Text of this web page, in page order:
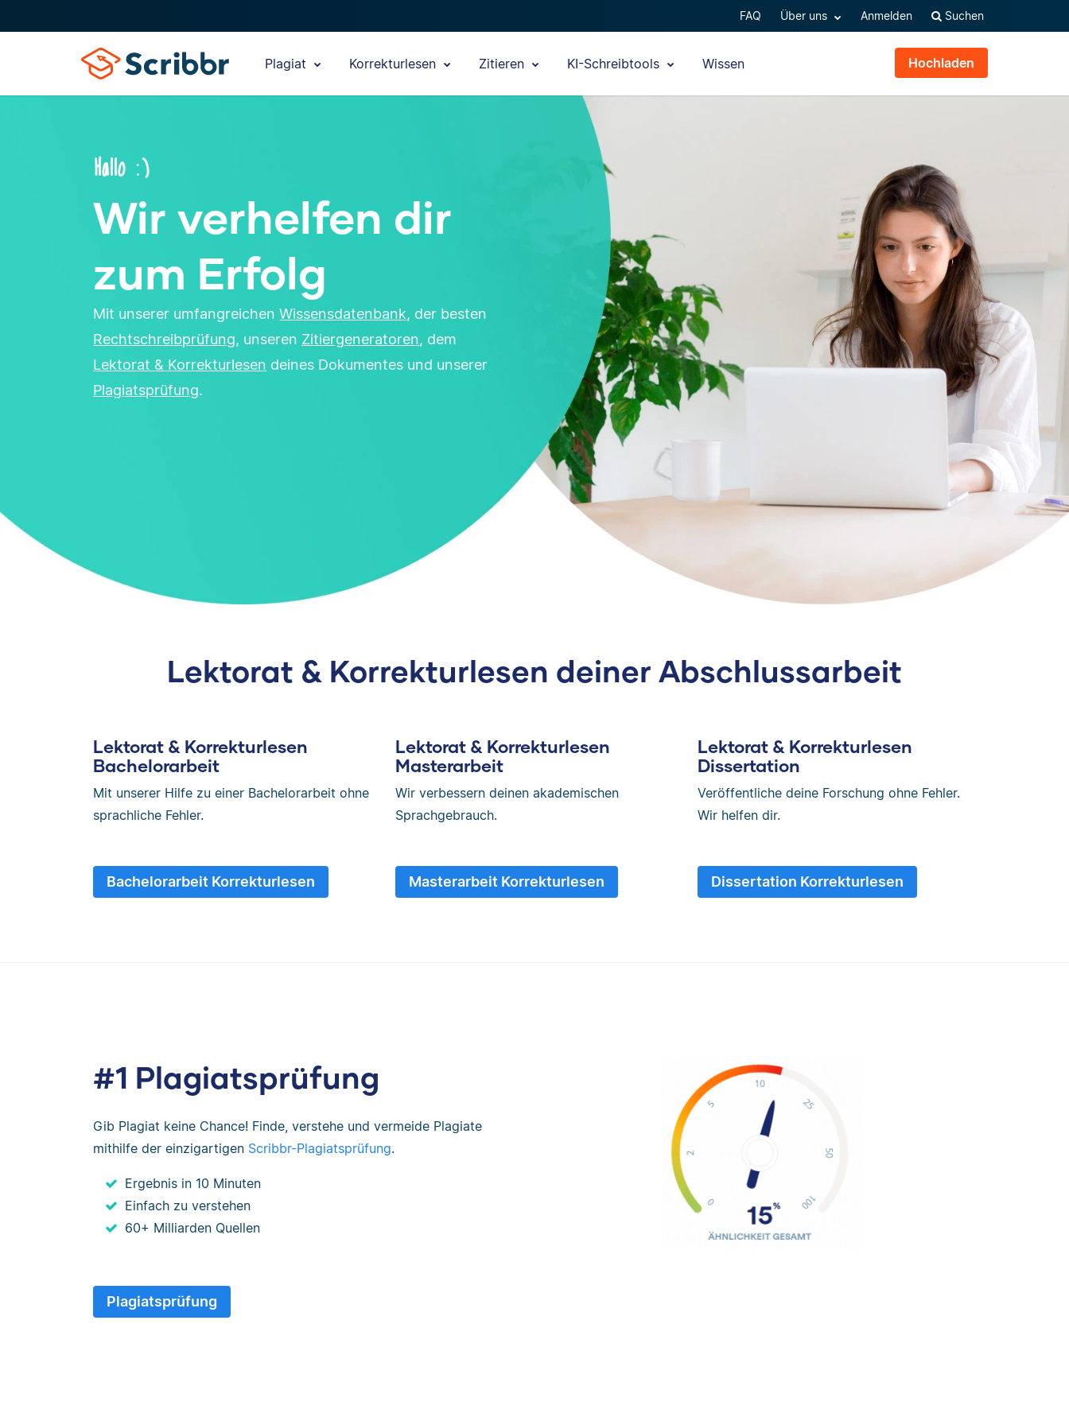
FAQ Über uns Anmelden Suchen
Plagiat Korrekturlesen Zitieren KI-Schreibtools Wissen Hochladen
Hallo :)
Wir verhelfen dir
zum Erfolg
Mit unserer umfangreichen Wissensdatenbank, der besten
Rechtschreibprüfung, unseren Zitiergeneratoren, dem
Lektorat & Korrekturlesen deines Dokumentes und unserer
Plagiatsprüfung.
Lektorat & Korrekturlesen deiner Abschlussarbeit
Lektorat & Korrekturlesen
Bachelorarbeit
Mit unserer Hilfe zu einer Bachelorarbeit ohne
sprachliche Fehler.
Bachelorarbeit Korrekturlesen
Lektorat & Korrekturlesen
Masterarbeit
Wir verbessern deinen akademischen
Sprachgebrauch.
Masterarbeit Korrekturlesen
Lektorat & Korrekturlesen
Dissertation
Veröffentliche deine Forschung ohne Fehler.
Wir helfen dir.
Dissertation Korrekturlesen
#1 Plagiatsprüfung
Gib Plagiat keine Chance! Finde, verstehe und vermeide Plagiate
mithilfe der einzigartigen Scribbr-Plagiatsprüfung.
Ergebnis in 10 Minuten
Einfach zu verstehen
60+ Milliarden Quellen
Plagiatsprüfung